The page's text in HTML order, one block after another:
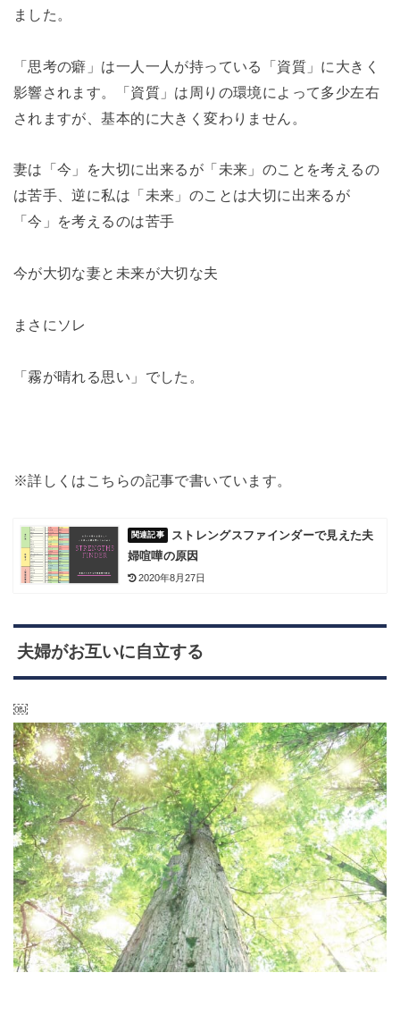
ました。
「思考の癖」は一人一人が持っている「資質」に大きく
影響されます。「資質」は周りの環境によって多少左右
されますが、基本的に大きく変わりません。
妻は「今」を大切に出来るが「未来」のことを考えるの
は苦手、逆に私は「未来」のことは大切に出来るが
「今」を考えるのは苦手
今が大切な妻と未来が大切な夫
まさにソレ
「霧が晴れる思い」でした。
※詳しくはこちらの記事で書いています。
ストレングスファインダーで見えた夫
婦喧嘩の原因
2020年8月27日
夫婦がお互いに自立する
￼